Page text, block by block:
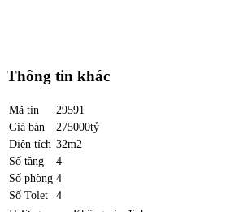
Thông tin khác
Mã tin
29591
Giá bán
275000tỷ
Diện tích 32m2
Số tầng
4
Số phòng 4
Số Tolet
4